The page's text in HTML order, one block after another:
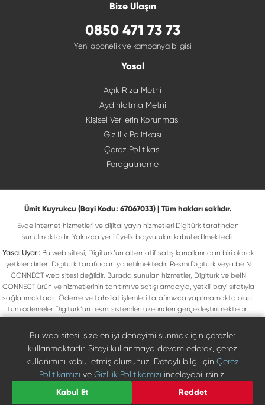
Bize Ulaşın
0850 471 73 73
Yeni abonelik ve kampanya bilgisi
Yasal
Açık Rıza Metni
Aydınlatma Metni
Kişisel Verilerin Korunması
Gizlilik Politikası
Çerez Politikası
Feragatname
Ümit Kuyrukcu (Bayi Kodu: 67067033) | Tüm hakları saklıdır.
Evde internet hizmetleri ve dijital yayın hizmetleri Digitürk tarafından
sunulmaktadır. Yalnızca yeni üyelik başvuruları kabul edilmektedir.
Yasal Uyarı:Bu web sitesi, Digitürk’ün alternatif satış kanallarından biri olarak
yetkilendirilen Digitürk tarafından yönetilmektedir. Resmi Digitürk veya beIN
CONNECT web sitesi değildir. Burada sunulan hizmetler, Digitürk ve beIN
CONNECT ürün ve hizmetlerinin tanıtımı ve satışı amacıyla, yetkili bayi sıfatıyla
sağlanmaktadır. Ödeme ve tahsilat işlemleri tarafımızca yapılmamakta olup,
tüm ödemeler Digitürk’ün resmi sistemleri üzerinden gerçekleştirilmektedir.
koruma altındadır. Bu markalar, yalnızca marka sahiplerinin kullanım koşullarına
uygun şekilde kullanılmaktadır. Digitürk veya beIN CONNECT’in resmi web
sitelerine ulaşmak için ilgili markaların doğrudan resmi kanallarını ziyaret
edebilirsiniz.
Digiturk resmî bayi listesinde doğrulayın
©2026Ümit Kuyrukcu. Tüm hakları saklıdır.
Bize Ulaşın
0850 471 73 73
Bu web sitesi, size en iyi deneyimi sunmak için çerezler
kullanmaktadır. Siteyi kullanmaya devam ederek, çerez
kullanımını kabul etmiş olursunuz. Detaylı bilgi için Çerez
Politikamızı ve Gizlilik Politikamızı inceleyebilirsiniz.
Kabul Et Reddet